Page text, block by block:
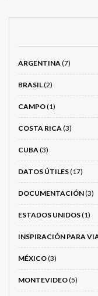
ARGENTINA (7)
BRASIL(2)
CAMPO(1)
COSTA RICA (3)
CUBA (3)
DATOS ÚTILES(17)
DOCUMENTACIÓN(3)
ESTADOS UNIDOS(1)
INSPIRACIÓN PARA
MÉXICO(3)
MONTEVIDEO(5)